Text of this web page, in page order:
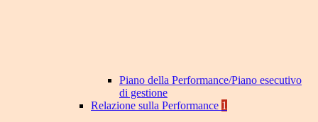
Piano della Performance/Piano esecutivo
di gestione
Relazione sulla Performance 1